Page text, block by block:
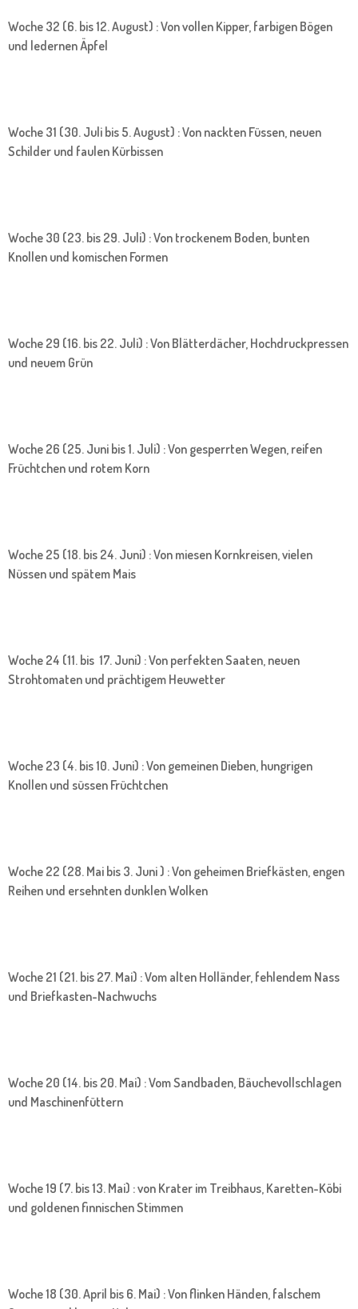
Woche 32 (6. bis 12. August) : Von vollen Kipper, farbigen Bögen
und ledernen Äpfel
Woche 31 (30. Juli bis 5. August) : Von nackten Füssen, neuen
Schilder und faulen Kürbissen
Woche 30 (23. bis 29. Juli) : Von trockenem Boden, bunten
Knollen und komischen Formen
Woche 29 (16. bis 22. Juli) : Von Blätterdächer, Hochdruckpressen
und neuem Grün
Woche 26 (25. Juni bis 1. Juli) : Von gesperrten Wegen, reifen
Früchtchen und rotem Korn
Woche 25 (18. bis 24. Juni) : Von miesen Kornkreisen, vielen
Nüssen und spätem Mais
Woche 24 (11. bis 17. Juni) : Von perfekten Saaten, neuen
Strohtomaten und prächtigem Heuwetter
Woche 23 (4. bis 10. Juni) : Von gemeinen Dieben, hungrigen
Knollen und süssen Früchtchen
Woche 22 (28. Mai bis 3. Juni ) : Von geheimen Briefkästen, engen
Reihen und ersehnten dunklen Wolken
Woche 21 (21. bis 27. Mai) : Vom alten Holländer, fehlendem Nass
und Briefkasten-Nachwuchs
Woche 20 (14. bis 20. Mai) : Vom Sandbaden, Bäuchevollschlagen
und Maschinenfüttern
Woche 19 (7. bis 13. Mai) : von Krater im Treibhaus, Karetten-Köbi
und goldenen finnischen Stimmen
Woche 18 (30. April bis 6. Mai) : Von flinken Händen, falschem